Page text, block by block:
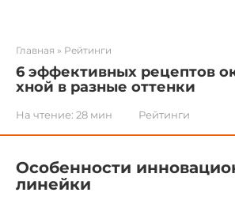
Главная » Рейтинги
6 эффективных рецептов
хной в разные оттенки
На чтение: 28 мин Рейтинги
Особенности
линейки